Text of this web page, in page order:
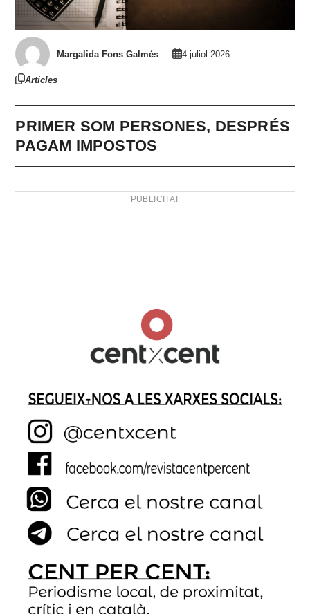
Margalida Fons Galmés 4 juliol 2026
Articles
PRIMER SOM PERSONES, DESPRÉS
PAGAM IMPOSTOS
PUBLICITAT